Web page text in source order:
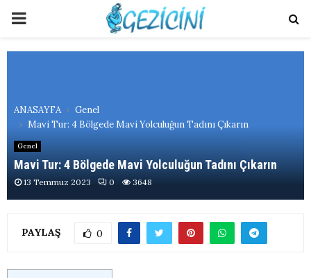
PRIMARY
MENU
ANASAYFA
Genel
Mavi Tur: 4 Bölgede Mavi Yolculuğun Tadını Çıkarın
Genel
Mavi Tur: 4 Bölgede Mavi Yolculuğun Tadını Çıkarın
13 Temmuz 2023 0 3648
PAYLAŞ 0